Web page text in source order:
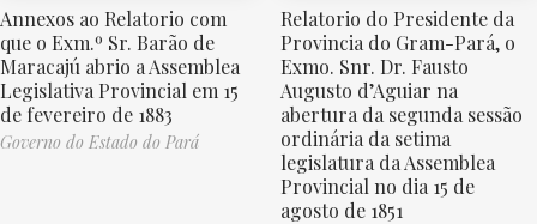
Annexos ao Relatorio com
que o Exm.º Sr. Barão de
Maracajú abrio a Assemblea
Legislativa Provincial em 15
de fevereiro de 1883
Governo do Estado do Pará
Relatorio do Presidente da
Provincia do Gram-Pará, o
Exmo. Snr. Dr. Fausto
Augusto d’Aguiar na
abertura da segunda sessão
ordinária da setima
legislatura da Assemblea
Provincial no dia 15 de
agosto de 1851